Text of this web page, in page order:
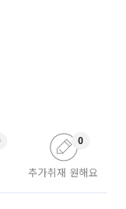
추가취재 원해요
0